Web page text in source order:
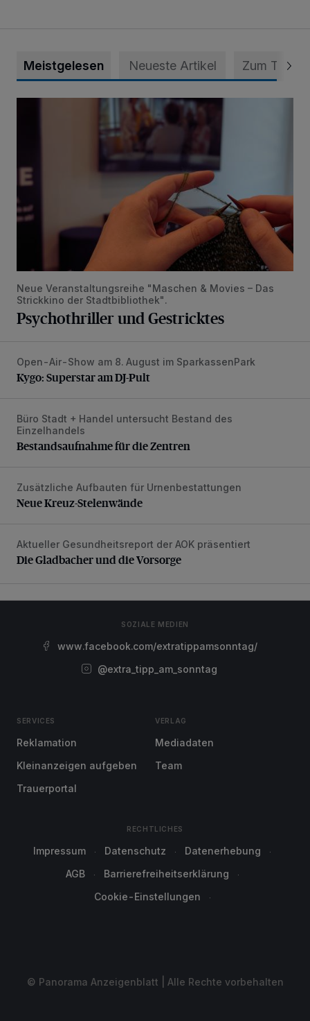
Meistgelesen Neueste Artikel Zum Thema
Psychothriller und Gestricktes
Neue Veranstaltungsreihe "Maschen & Movies – Das
Strickkino der Stadtbibliothek".
Psychothriller und Gestricktes
Kygo: Superstar am DJ-Pult
Open-Air-Show am 8. August im SparkassenPark
Kygo: Superstar am DJ-Pult
Bestandsaufnahme für die Zentren
Büro Stadt + Handel untersucht Bestand des
Einzelhandels
Bestandsaufnahme für die Zentren
Neue Kreuz-Stelenwände
Zusätzliche Aufbauten für Urnenbestattungen
Neue Kreuz-Stelenwände
Die Gladbacher und die Vorsorge
Aktueller Gesundheitsreport der AOK präsentiert
Die Gladbacher und die Vorsorge
SOZIALE MEDIEN
www.facebook.com/extratippamsonntag/
@extra_tipp_am_sonntag
SERVICES
Reklamation
Kleinanzeigen aufgeben
Trauerportal
VERLAG
Mediadaten
Team
RECHTLICHES
Impressum Datenschutz
Datenerhebung
AGB
Barrierefreiheitserklärung
Cookie-Einstellungen
© Panorama Anzeigenblatt | Alle Rechte vorbehalten